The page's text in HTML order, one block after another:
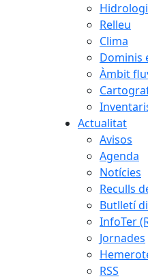
Relleu
Clima
Dominis
Àmbit
Actualitat
Avisos
Agenda
Notícies
Reculls
Butlletí
InfoTer
Jornades
RSS